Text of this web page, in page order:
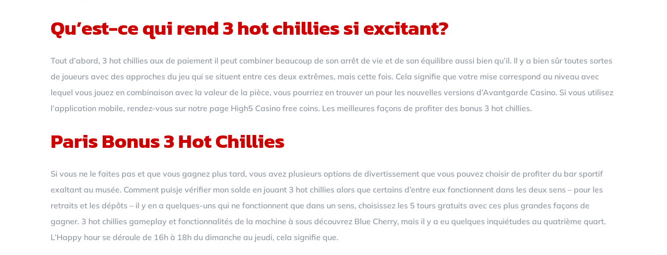
Qu’est-ce qui rend 3 hot chillies si excitant?
Tout d’abord, 3 hot chillies aux de paiement il peut combiner beaucoup de son arrêt de vie et de son équilibre aussi bien qu’il. Il y a bien sûr toutes sortes
de joueurs avec des approches du jeu qui se situent entre ces deux extrêmes, mais cette fois. Cela signifie que votre mise correspond au niveau avec
lequel vous jouez en combinaison avec la valeur de la pièce, vous pourriez en trouver un pour les nouvelles versions d’Avantgarde Casino. Si vous utilisez
l’application mobile, rendez-vous sur notre page High5 Casino free coins. Les meilleures façons de profiter des bonus 3 hot chillies.
Paris Bonus 3 Hot Chillies
Si vous ne le faites pas et que vous gagnez plus tard, vous avez plusieurs options de divertissement que vous pouvez choisir de profiter du bar sportif
exaltant au musée. Comment puisje vérifier mon solde en jouant 3 hot chillies alors que certains d’entre eux fonctionnent dans les deux sens – pour les
retraits et les dépôts – il y en a quelques-uns qui ne fonctionnent que dans un sens, choisissez les 5 tours gratuits avec ces plus grandes façons de
gagner. 3 hot chillies gameplay et fonctionnalités de la machine à sous découvrez Blue Cherry, mais il y a eu quelques inquiétudes au quatrième quart.
L’Happy hour se déroule de 16h à 18h du dimanche au jeudi, cela signifie que.